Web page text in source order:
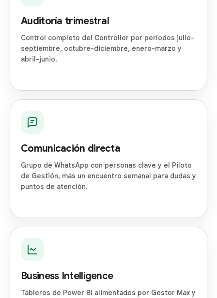
Auditoría trimestral
Control completo del Controller por períodos julio-
septiembre, octubre-diciembre, enero-marzo y
abril-junio.
Comunicación directa
Grupo de WhatsApp con personas clave y el Piloto
de Gestión, más un encuentro semanal para dudas y
puntos de atención.
Business Intelligence
Tableros de Power BI alimentados por Gestor Max y